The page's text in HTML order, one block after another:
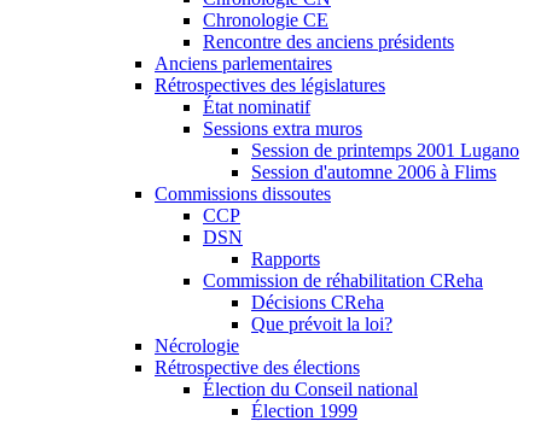
Chronologie CE
Rencontre des anciens présidents
Anciens parlementaires
Rétrospectives des législatures
État nominatif
Sessions extra muros
Session de printemps 2001 Lugano
Session d'automne 2006 à Flims
Commissions dissoutes
CCP
DSN
Rapports
Commission de réhabilitation CReha
Décisions CReha
Que prévoit la loi?
Nécrologie
Rétrospective des élections
Élection du Conseil national
Élection 1999